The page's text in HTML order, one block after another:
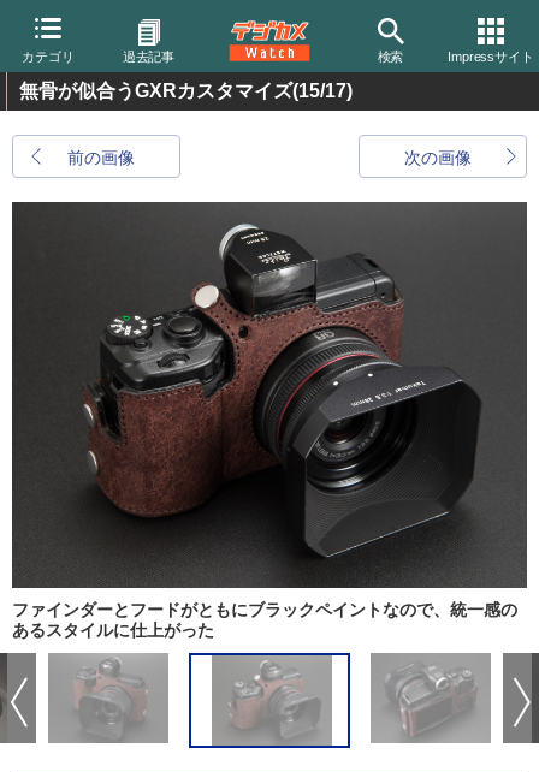
カテゴリ 過去記事 検索 Impressサイト
無骨が似合うGXRカスタマイズ(15/17)
前の画像 次の画像
ファインダーとフードがともにブラックペイントなので、統一感の
あるスタイルに仕上がった